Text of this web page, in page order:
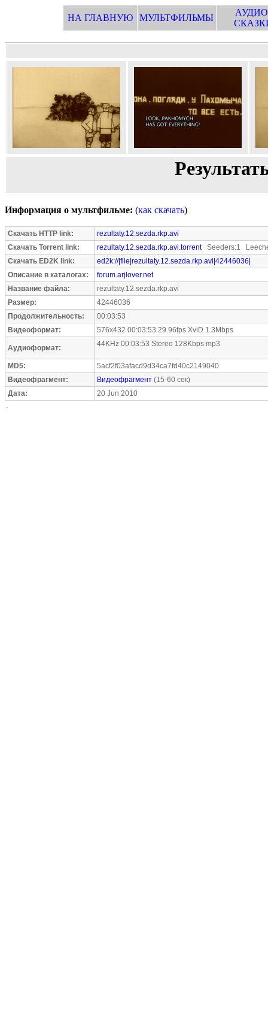
НА ГЛАВНУЮ МУЛЬТФИЛЬМЫ
Информация о мультфильме: (как скачать)
Скачать HTTP link:
rezultaty.12.sezda.rkp.avi
Скачать Torrent link:
rezultaty.12.sezda.rkp.avi.torrentSeeders:1
Скачать ED2K link:
ed2k://|file|rezultaty.12.sezda.rkp.avi|42446036|
Описание в каталогах:
forum.arjlover.net
Название файла:
rezultaty.12.sezda.rkp.avi
Размер:
42446036
Продолжительность:
00:03:53
Видеоформат:
576x432 00:03:53 29.96fps XviD 1.3Mbps
Аудиоформат: 44KHz 00:03:53 Stereo 128Kbps mp3
MD5:
5acf2f03afacd9d34ca7fd40c2149040
Видеофрагмент:
Видеофрагмент (15-60 сек)
Дата:
20 Jun 2010